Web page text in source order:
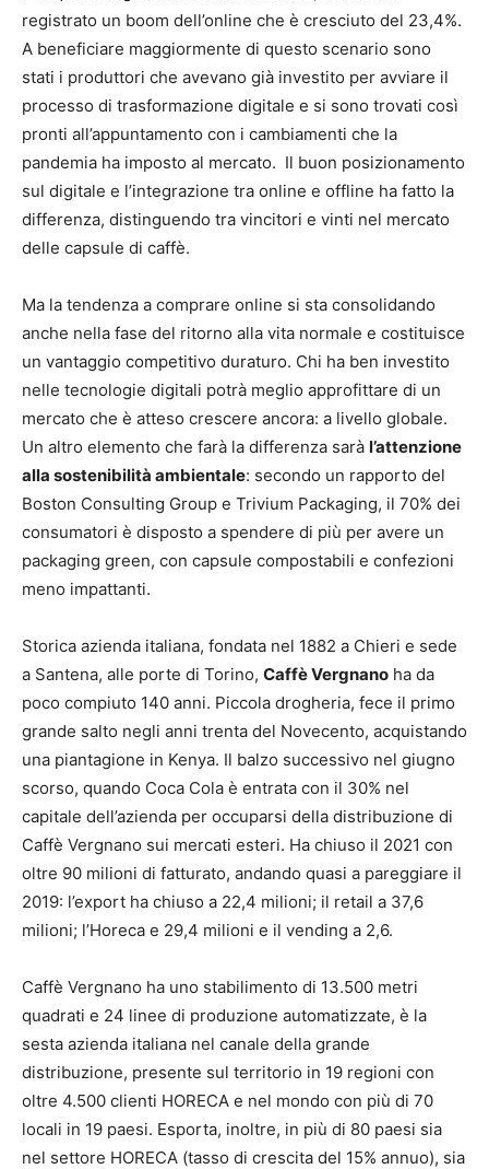
registrato un boom dell’online che è cresciuto del 23,4%.
A beneficiare maggiormente di questo scenario sono
stati i produttori che avevano già investito per avviare il
processo di trasformazione digitale e si sono trovati così
pronti all’appuntamento con i cambiamenti che la
pandemia ha imposto al mercato. Il buon posizionamento
sul digitale e l’integrazione tra online e offline ha fatto la
differenza, distinguendo tra vincitori e vinti nel mercato
delle capsule di caffè.
Ma la tendenza a comprare online si sta consolidando
anche nella fase del ritorno alla vita normale e costituisce
un vantaggio competitivo duraturo. Chi ha ben investito
nelle tecnologie digitali potrà meglio approfittare di un
mercato che è atteso crescere ancora: a livello globale.
Un altro elemento che farà la differenza sarà l’attenzione
alla sostenibilità ambientale: secondo un rapporto del
Boston Consulting Group e Trivium Packaging, il 70% dei
consumatori è disposto a spendere di più per avere un
packaging green, con capsule compostabili e confezioni
meno impattanti.
Storica azienda italiana, fondata nel 1882 a Chieri e sede
a Santena, alle porte di Torino, Caffè Vergnano ha da
poco compiuto 140 anni. Piccola drogheria, fece il primo
grande salto negli anni trenta del Novecento, acquistando
una piantagione in Kenya. Il balzo successivo nel giugno
scorso, quando Coca Cola è entrata con il 30% nel
capitale dell’azienda per occuparsi della distribuzione di
Caffè Vergnano sui mercati esteri. Ha chiuso il 2021 con
oltre 90 milioni di fatturato, andando quasi a pareggiare il
2019: l’export ha chiuso a 22,4 milioni; il retail a 37,6
milioni; l’Horeca e 29,4 milioni e il vending a 2,6.
Caffè Vergnano ha uno stabilimento di 13.500 metri
quadrati e 24 linee di produzione automatizzate, è la
sesta azienda italiana nel canale della grande
distribuzione, presente sul territorio in 19 regioni con
oltre 4.500 clienti HORECA e nel mondo con più di 70
locali in 19 paesi. Esporta, inoltre, in più di 80 paesi sia
nel settore HORECA (tasso di crescita del 15% annuo), sia